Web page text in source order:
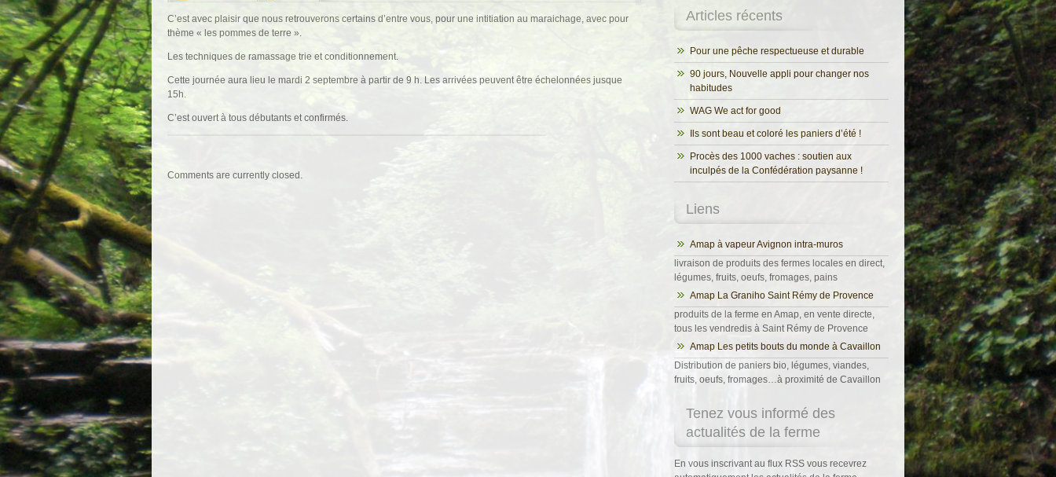
C’est avec plaisir que nous retrouverons certains d’entre vous, pour une intitiation au maraichage, avec pour
thème « les pommes de terre ».
Les techniques de ramassage trie et conditionnement.
Cette journée aura lieu le mardi 2 septembre à partir de 9 h. Les arrivées peuvent être échelonnées jusque
15h.
C’est ouvert à tous débutants et confirmés.
Comments are currently closed.
Articles récents
Pour une pêche respectueuse et durable
90 jours, Nouvelle appli pour changer nos
habitudes
WAG We act for good
Ils sont beau et coloré les paniers d’été !
Procès des 1000 vaches : soutien aux
inculpés de la Confédération paysanne !
Liens
Amap à vapeur Avignon intra-muros
livraison de produits des fermes locales en direct,
légumes, fruits, oeufs, fromages, pains
Amap La Graniho Saint Rémy de Provence
produits de la ferme en Amap, en vente directe,
tous les vendredis à Saint Rémy de Provence
Amap Les petits bouts du monde à Cavaillon
Distribution de paniers bio, légumes, viandes,
fruits, oeufs, fromages…à proximité de Cavaillon
Tenez vous informé des
actualités de la ferme
En vous inscrivant au flux RSS vous recevrez